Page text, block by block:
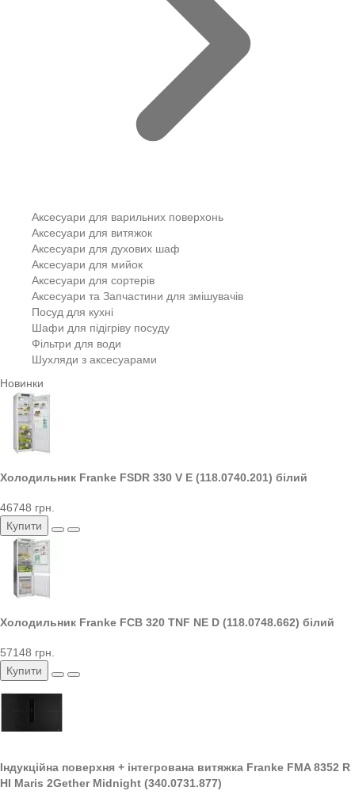
Аксесуари для варильних поверхонь
Аксесуари для витяжок
Аксесуари для духових шаф
Аксесуари для мийок
Аксесуари для сортерів
Аксесуари та Запчастини для змішувачів
Посуд для кухні
Шафи для підігріву посуду
Фільтри для води
Шухляди з аксесуарами
Новинки
Холодильник Franke FSDR 330 V E (118.0740.201) білий
46748 грн.
Купити
Холодильник Franke FCB 320 TNF NE D (118.0748.662) білий
57148 грн.
Купити
Індукційна поверхня + інтегрована витяжка Franke FMA 8352 R
HI Maris 2Gether Midnight (340.0731.877)